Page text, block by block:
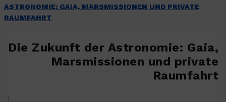
ASTRONOMIE: GAIA, MARSMISSIONEN UND PRIVATE
RAUMFAHRT
Die Zukunft der Astronomie: Gaia,
Marsmissionen und private
Raumfahrt